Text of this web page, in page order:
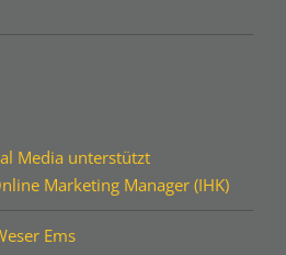
Media unterstützt
Marketing Manager (IHK)
Ems